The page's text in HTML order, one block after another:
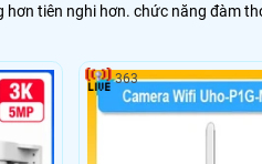
tiên nghi hơn. chức năng đàm
363